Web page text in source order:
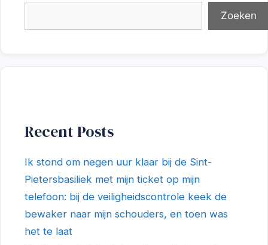
Zoeken
Recent Posts
Ik stond om negen uur klaar bij de Sint-
Pietersbasiliek met mijn ticket op mijn
telefoon: bij de veiligheidscontrole keek de
bewaker naar mijn schouders, en toen was
het te laat